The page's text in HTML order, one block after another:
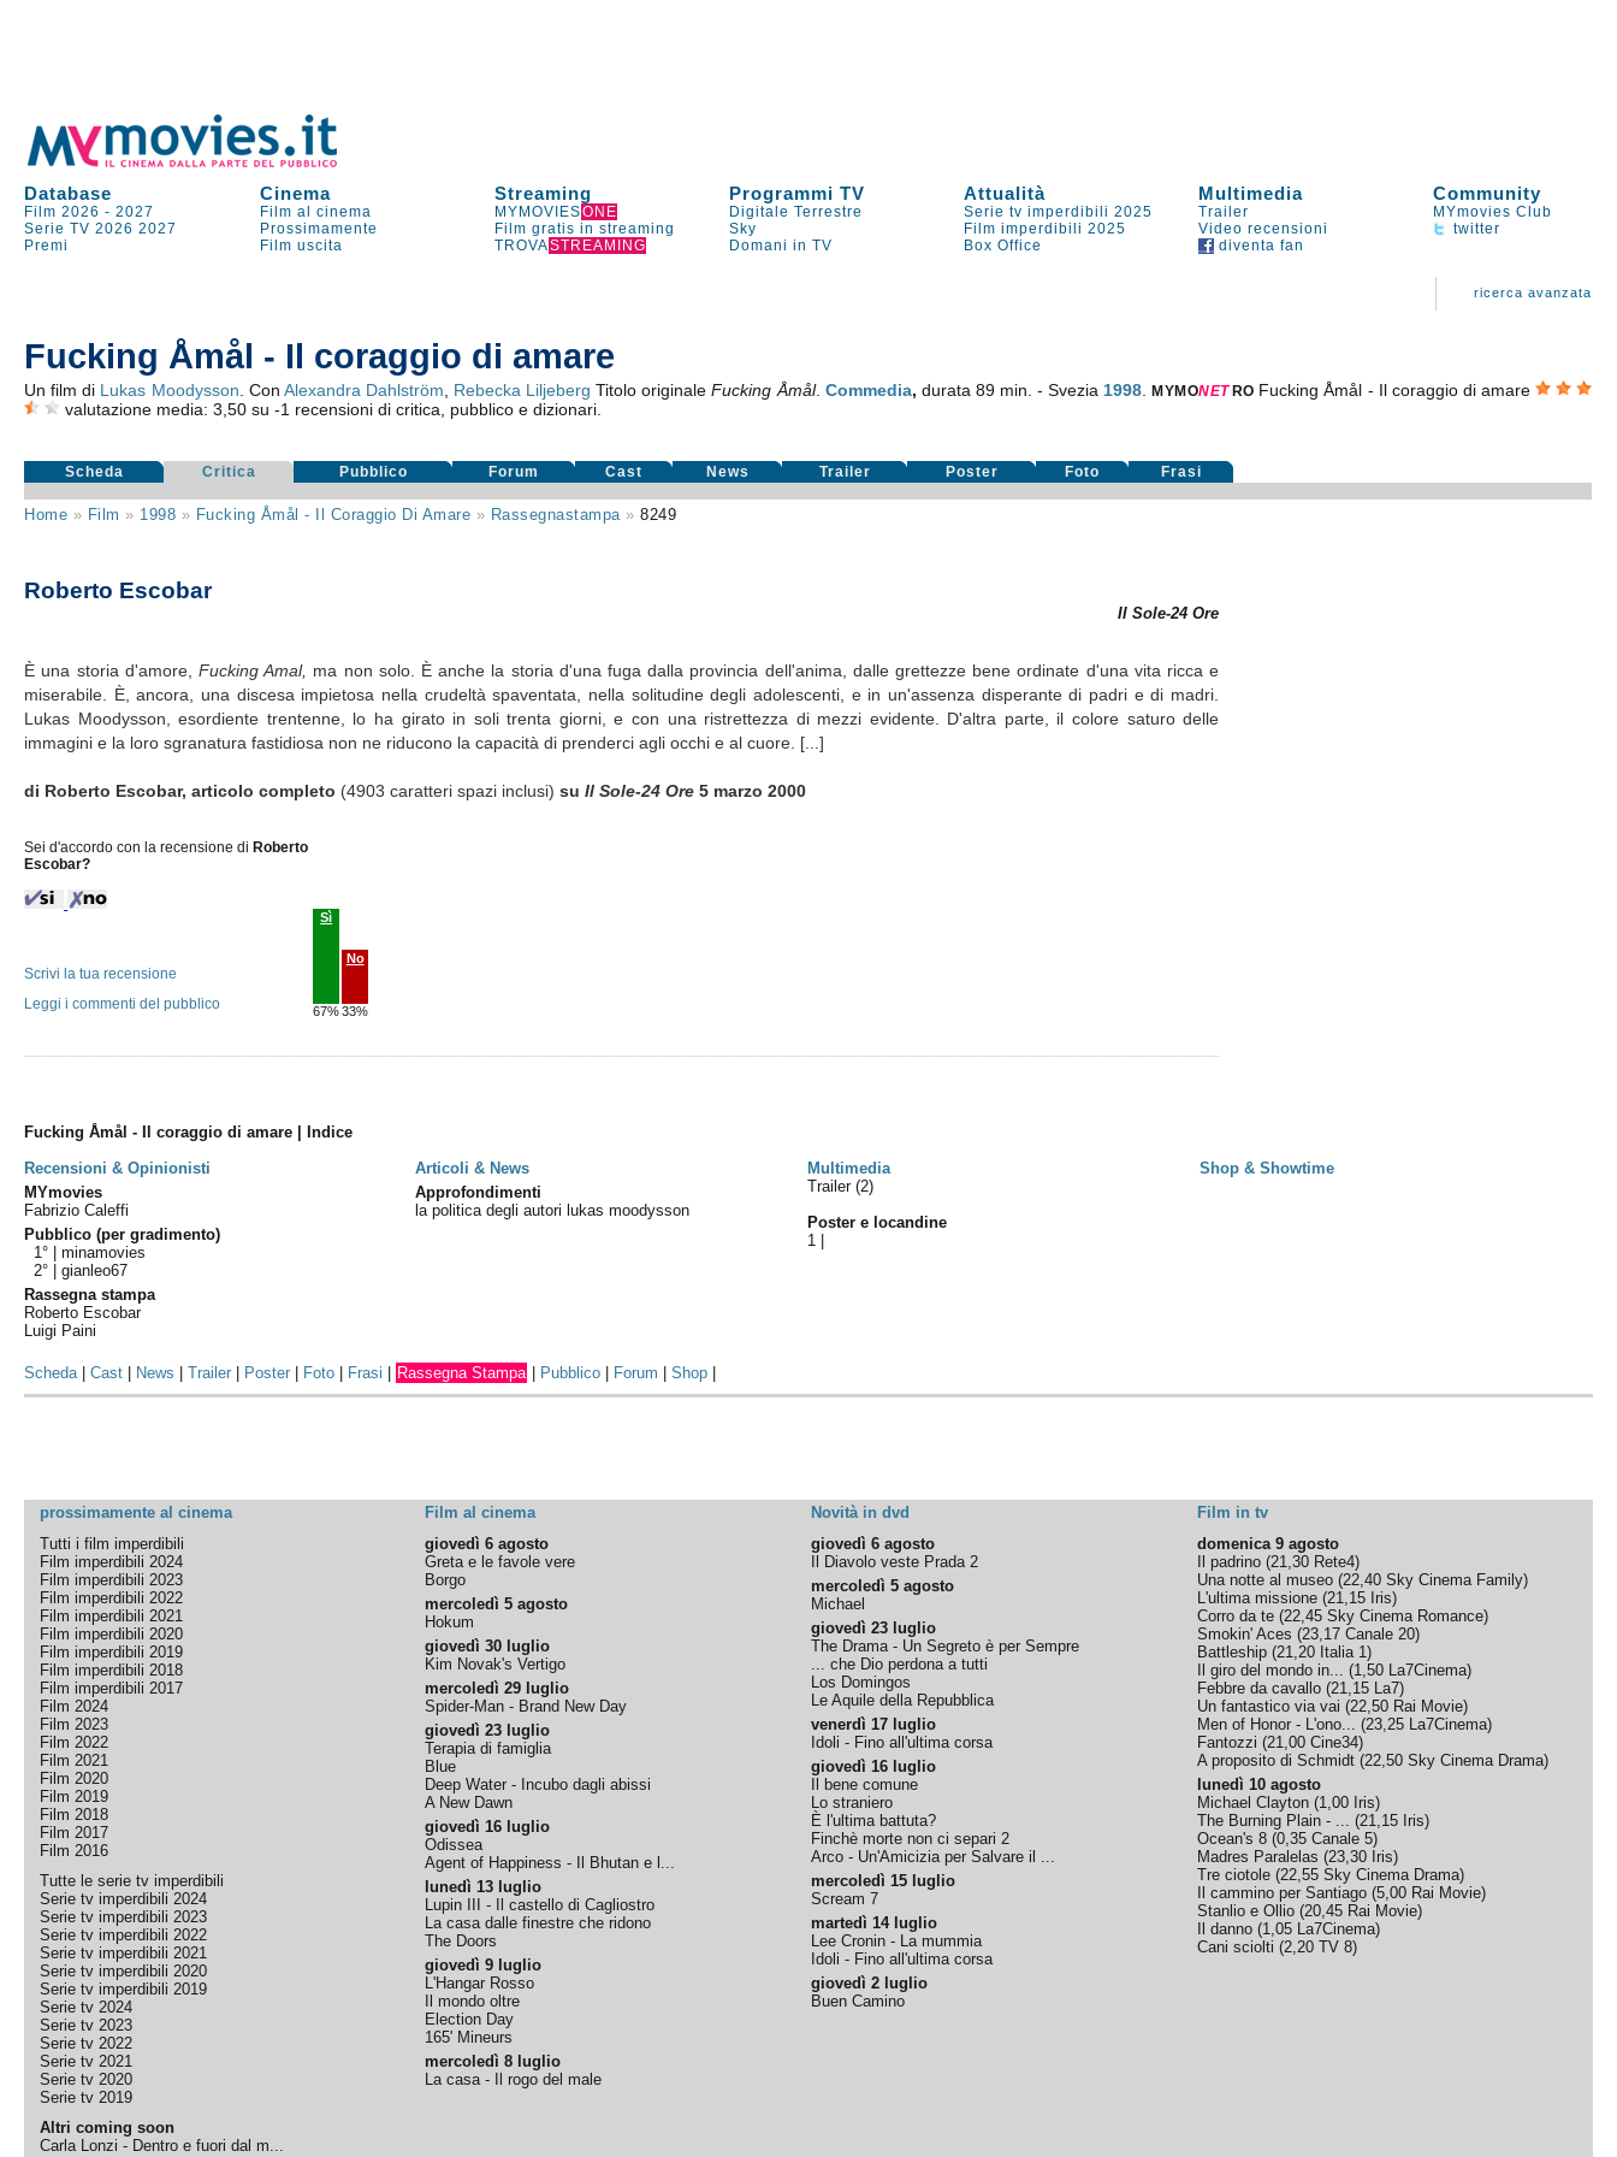
Database Cinema Streaming Programmi TV Attualità Multimedia Community
Film 2026 -2027 Film al cinema MYMOVIESONE Digitale Terrestre Serie tv imperdibili 2025 Trailer
MYmovies Club
Serie TV 2026 2027 Prossimamente Film gratis in streaming Sky Film imperdibili 2025 Video recensioni
twitter
Premi
Film uscita TROVASTREAMING Domani in TV Box Office diventa fan
ricerca avanzata
Fucking Åmål - Il coraggio di amare
Un film di Lukas Moodysson . Con Alexandra Dahlström Rebecka Liljeberg Titolo originaleFucking Åmål. Commedia, durata 89 min. - Svezia 1998 .MYMONET RO Fucking Åmål - Il coraggio di amare
valutazione media:3,50 su-1 recensioni di critica, pubblico e dizionari.
Scheda Critica Pubblico Forum Cast News Trailer Poster Foto Frasi
Home » Film » 1998 » Fucking Åmål - Il Coraggio Di Amare » Rassegnastampa»8249
Roberto Escobar
Il Sole-24 Ore
È una storia d'amore, Fucking Amal, ma non solo. È anche la storia d'una fuga dalla provincia dell'anima, dalle grettezze bene ordinate d'una vita ricca e
miserabile. È, ancora, una discesa impietosa nella crudeltà spaventata, nella solitudine degli adolescenti, e in un'assenza disperante di padri e di madri.
Lukas Moodysson, esordiente trentenne, lo ha girato in soli trenta giorni, e con una ristrettezza di mezzi evidente. D'altra parte, il colore saturo delle
immagini e la loro sgranatura fastidiosa non ne riducono la capacità di prenderci agli occhi e al cuore. [...]
di Roberto Escobar, articolo completo (4903 caratteri spazi inclusi)suIl Sole-24 Ore 5 marzo 2000
Sei d'accordo con la recensione di Roberto
Escobar?
Sì
67%
No
33%
Scrivi la tua recensione
Leggi i commenti del pubblico
Fucking Åmål - Il coraggio di amare | Indice
Recensioni & Opinionisti
Articoli & News Multimedia
Shop & Showtime
MYmovies
Fabrizio Caleffi
Pubblico (per gradimento)
1° |minamovies
2° |gianleo67
Rassegna stampa
Roberto Escobar
Luigi Paini
Approfondimenti
la politica degli autori lukas moodysson
Trailer (2)
Poster e locandine
1
Scheda|Cast News |Trailer Poster Foto Frasi Rassegna Stampa Pubblico Forum |Shop
prossimamente al cinema Film al cinema Novità in dvd
Film in tv
Tutti i film imperdibili
Film imperdibili 2024
Film imperdibili 2023
Film imperdibili 2022
Film imperdibili 2021
Film imperdibili 2020
Film imperdibili 2019
Film imperdibili 2018
Film imperdibili 2017
Film 2024
Film 2023
Film 2022
Film 2021
Film 2020
Film 2019
Film 2018
Film 2017
Film 2016
Tutte le serie tv imperdibili
Serie tv imperdibili 2024
Serie tv imperdibili 2023
Serie tv imperdibili 2022
Serie tv imperdibili 2021
Serie tv imperdibili 2020
Serie tv imperdibili 2019
Serie tv 2024
Serie tv 2023
Serie tv 2022
Serie tv 2021
Serie tv 2020
Serie tv 2019
Altri coming soon
Carla Lonzi - Dentro e fuori dal m...
giovedì 6 agosto
Greta e le favole vere
Borgo
mercoledì 5 agosto
Hokum
giovedì 30 luglio
Kim Novak's Vertigo
mercoledì 29 luglio
Spider-Man - Brand New Day
giovedì 23 luglio
Terapia di famiglia
Blue
Deep Water - Incubo dagli abissi
A New Dawn
giovedì 16 luglio
Odissea
Agent of Happiness - Il Bhutan e l...
lunedì 13 luglio
Lupin III - Il castello di Cagliostro
La casa dalle finestre che ridono
The Doors
giovedì 9 luglio
L'Hangar Rosso
Il mondo oltre
Election Day
165' Mineurs
mercoledì 8 luglio
La casa - Il rogo del male
giovedì 6 agosto
Il Diavolo veste Prada 2
mercoledì 5 agosto
Michael
giovedì 23 luglio
The Drama - Un Segreto è per Sempre
... che Dio perdona a tutti
Los Domingos
Le Aquile della Repubblica
venerdì 17 luglio
Idoli - Fino all'ultima corsa
giovedì 16 luglio
Il bene comune
Lo straniero
È l'ultima battuta?
Finchè morte non ci separi 2
Arco - Un'Amicizia per Salvare il ...
mercoledì 15 luglio
Scream 7
martedì 14 luglio
Lee Cronin - La mummia
Idoli - Fino all'ultima corsa
giovedì 2 luglio
Buen Camino
domenica 9 agosto
Il padrino (21,30 Rete4)
Una notte al museo (22,40 Sky Cinema Family)
L'ultima missione (21,15 Iris)
Corro da te (22,45 Sky Cinema Romance)
Smokin' Aces (23,17 Canale 20)
Battleship (21,20 Italia 1)
Il giro del mondo in... (1,50 La7Cinema)
Febbre da cavallo (21,15 La7)
Un fantastico via vai (22,50 Rai Movie)
Men of Honor - L'ono... (23,25 La7Cinema)
Fantozzi (21,00 Cine34)
A proposito di Schmidt (22,50 Sky Cinema Drama)
lunedì 10 agosto
Michael Clayton (1,00 Iris)
The Burning Plain - ... (21,15 Iris)
Ocean's 8 (0,35 Canale 5)
Madres Paralelas (23,30 Iris)
Tre ciotole (22,55 Sky Cinema Drama)
Il cammino per Santiago (5,00 Rai Movie)
Stanlio e Ollio (20,45 Rai Movie)
Il danno (1,05 La7Cinema)
Cani sciolti (2,20 TV 8)